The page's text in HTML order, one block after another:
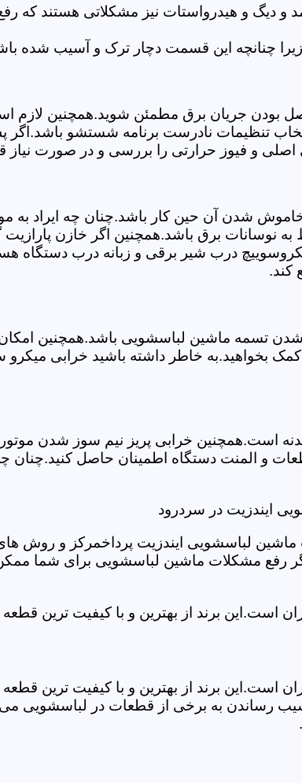
و دیگ و هیدرواستات نیز مشکلاتی هستند
چنانچه این قسمت دچار ترک و آسیب شده
بودن جریان برق مطمئن شوید.همچنین لازم
تنظیمات نادرست برنامه شستشو
اصلی و فیوز حرارتی را بررسی و در صورت
خاموش شدن آن حین کار باشد.چنان چه ایراد
نوسانات برق باشد.همچنین اگر خازن
درب شیر برقی و زبانه درب دستگاه
کند.
ماشین لباسشویی باشد.همچنین امکان
بخواهید.به خاطر داشته باشید خرابی
است.همچنین خرابی پریز نیم سوز شدن
و المنت دستگاه اطمینان حاصل کنید.چنان
ایندزیت در سردرود
لباسشویی ایندزیت پرداخمرکز و روش
رفع مشکلات ماشین لباسشویی برای شما
است.این برند از بهترین و با کیفیت ترین
است.این برند از بهترین و با کیفیت ترین
رساندن به برخی از قطعات در لباسشویی